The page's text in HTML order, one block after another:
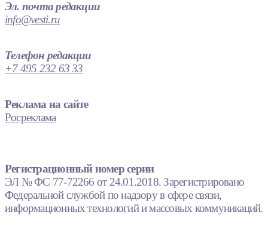
Эл. почта редакции
info@vesti.ru
Телефон редакции
+7 495 232 63 33
Реклама на сайте
Росреклама
Регистрационный номер серии
ЭЛ № ФС 77-72266 от 24.01.2018. Зарегистрировано
Федеральной службой по надзору в сфере связи,
информационных технологий и массовых коммуникаций.